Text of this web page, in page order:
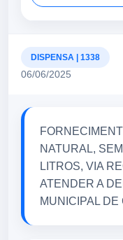
DISPENSA | 1338
06/06/2025
NATURAL,
LITROS, VIA
ATENDER A
MUNICIPAL DE